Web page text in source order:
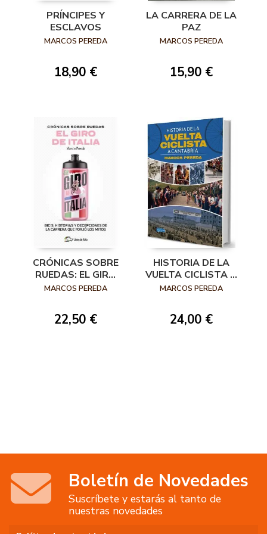
PRÍNCIPES Y
ESCLAVOS
MARCOS PEREDA
18,90 €
LA CARRERA DE LA
PAZ
MARCOS PEREDA
15,90 €
CRÓNICAS SOBRE
RUEDAS: EL GIRO
DE ITALIA.
MARCOS PEREDA
22,50 €
HISTORIA DE LA
VUELTA CICLISTA A
CANTABRIA
MARCOS PEREDA
24,00 €
Boletín de Novedades
Suscríbete y estarás al tanto de
nuestras novedades